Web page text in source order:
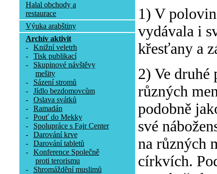
Halal obchody a
restaurace
Výuka arabštiny
Archív aktivit
-
Knižní veletrh
-
Tisk publikací
-
Skupinové návštěvy
mešity
-
Sázení stromů
-
Jídlo bezdomovcům
-
Oslava svátků
-
Ramadán
-
Pouť do Mekky
-
Spolupráce s Fajr Center
-
Darování krve
-
Darování tabletů
-
Konference Společně
proti terorismu
-
Shromáždění muslimů
1) V
vydávala i
křesťany a
2) Ve druhé
různých
podobně
své
na různých
církvích.